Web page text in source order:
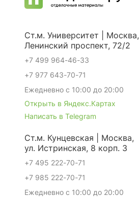
Ст.м. Университет | Москва,
Ленинский проспект, 72/2
+7 499 964-46-33
+7 977 643-70-71
Ежедневно с 10:00 до 20:00
Открыть в Яндекс.Картах
Написать в Telegram
Ст.м. Кунцевская | Москва,
ул. Истринская, 8 корп. 3
+7 495 222-70-71
+7 985 222-70-71
Ежедневно с 10:00 до 20:00